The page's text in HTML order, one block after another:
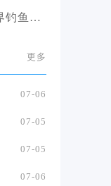
世界钓鱼之旅
更多
07-06
07-05
07-05
07-06